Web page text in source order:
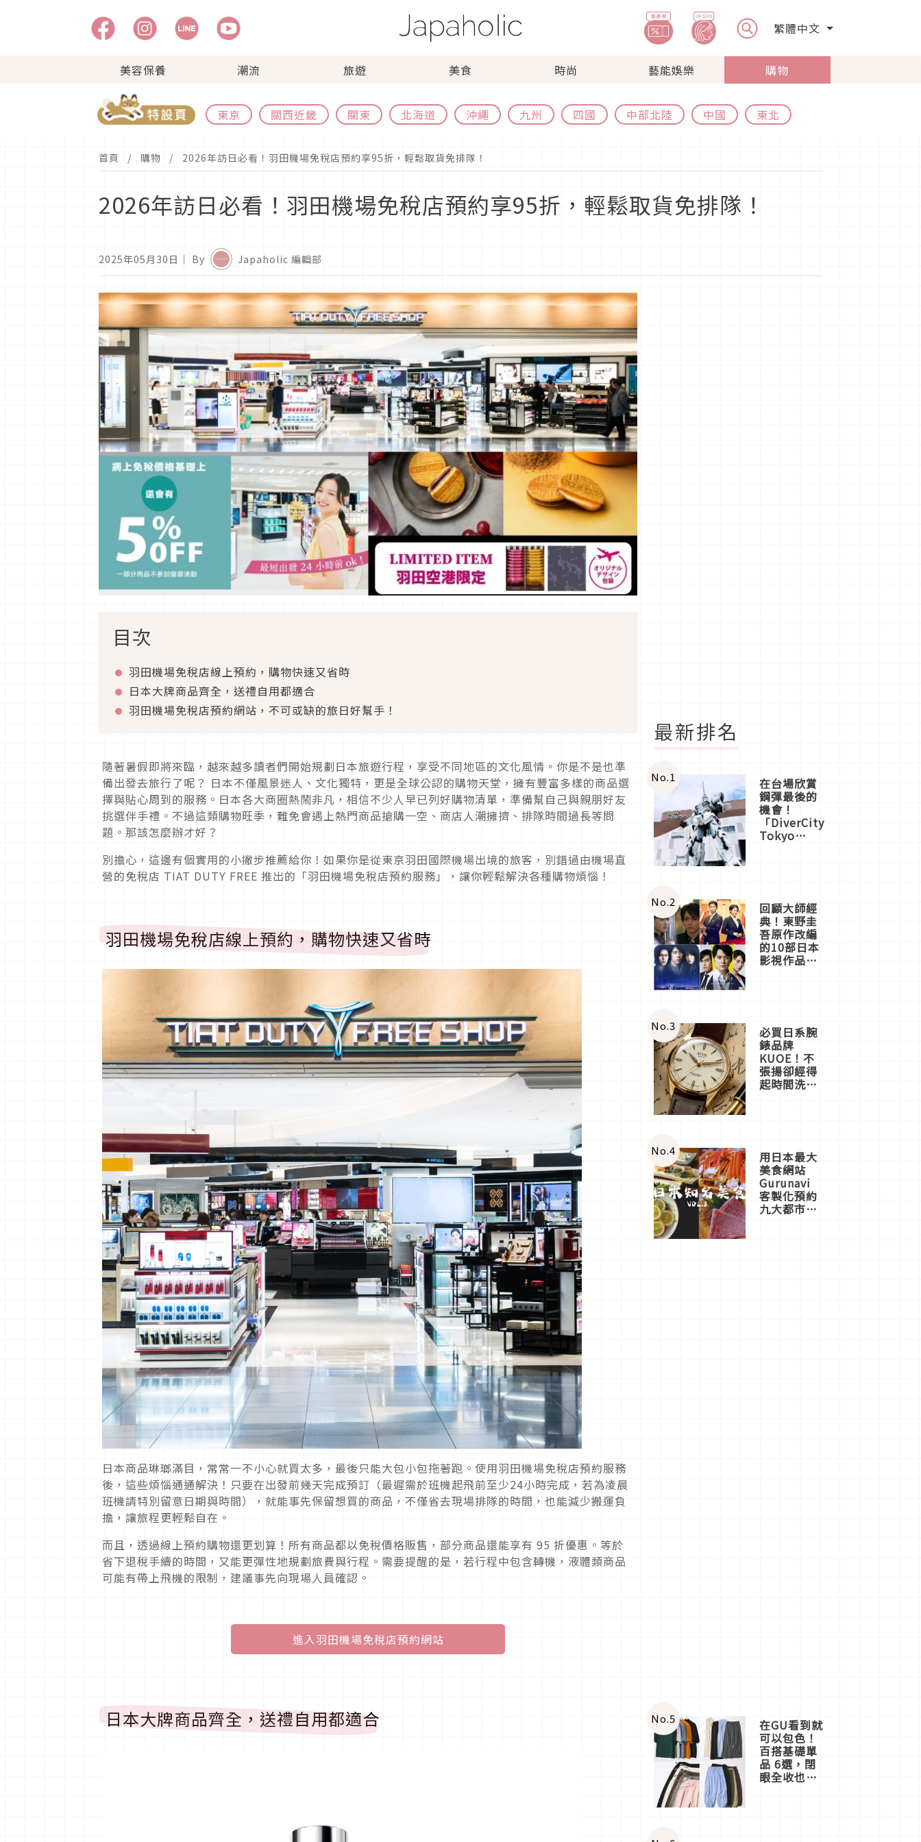
繁體中文
美容保養 潮流 旅遊 美食 時尚 藝能娛樂 購物
東京 關西近畿 關東 北海道 沖繩 九州 四國 中部北陸 中國 東北
首頁 購物 2026年訪日必看！羽田機場免稅店預約享95折，輕鬆取貨免排隊！
2026年訪日必看！羽田機場免稅店預約享95折，輕鬆取貨免排隊！
2025年05月30日 ｜ By Japaholic 編輯部
目次
羽田機場免稅店線上預約，購物快速又省時
日本大牌商品齊全，送禮自用都適合
羽田機場免稅店預約網站，不可或缺的旅日好幫手！
隨著暑假即將來臨，越來越多讀者們開始規劃日本旅遊行程，享受不同地區的文化風情。你是不是也準
備出發去旅行了呢？ 日本不僅風景迷人、文化獨特，更是全球公認的購物天堂，擁有豐富多樣的商品選
擇與貼心周到的服務。日本各大商圈熱鬧非凡，相信不少人早已列好購物清單，準備幫自己與親朋好友
挑選伴手禮。不過這類購物旺季，難免會遇上熱門商品搶購一空、商店人潮擁擠、排隊時間過長等問
題。那該怎麼辦才好？
別擔心，這邊有個實用的小撇步推薦給你！如果你是從東京羽田國際機場出境的旅客，別錯過由機場直
營的免稅店 TIAT DUTY FREE 推出的「羽田機場免稅店預約服務」，讓你輕鬆解決各種購物煩惱！
羽田機場免稅店線上預約，購物快速又省時
日本商品琳瑯滿目，常常一不小心就買太多，最後只能大包小包拖著跑。使用羽田機場免稅店預約服務
後，這些煩惱通通解決！只要在出發前幾天完成預訂（最遲需於班機起飛前至少24小時完成，若為凌晨
班機請特別留意日期與時間），就能事先保留想買的商品，不僅省去現場排隊的時間，也能減少搬運負
擔，讓旅程更輕鬆自在。
而且，透過線上預約購物還更划算！所有商品都以免稅價格販售，部分商品還能享有 95 折優惠。等於
省下退稅手續的時間，又能更彈性地規劃旅費與行程。需要提醒的是，若行程中包含轉機，液體類商品
可能有帶上飛機的限制，建議事先向現場人員確認。
進入羽田機場免稅店預約網站
日本大牌商品齊全，送禮自用都適合
最新排名
No.1 在台場欣賞
鋼彈最後的
機會！
「DiverCity
Tokyo
體驗
No.2 回顧大師經
典！東野圭
吾原作改編
的10部日本
影視作品推
No.3 必買日系腕
錶品牌
KUOE！不
張揚卻經得
起時間洗鍊
No.4 用日本最大
美食網站
Gurunavi
客製化預約
九大都市餐
No.5 在GU看到就
可以包色！
百搭基礎單
品 6選，閉
眼全收也不